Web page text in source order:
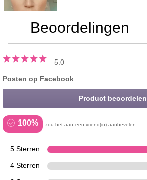
Beoordelingen
5.0
Posten op Facebook
Product beoordelen
100% zou het aan een vriend(in) aanbevelen.
5 Sterren
4 Sterren